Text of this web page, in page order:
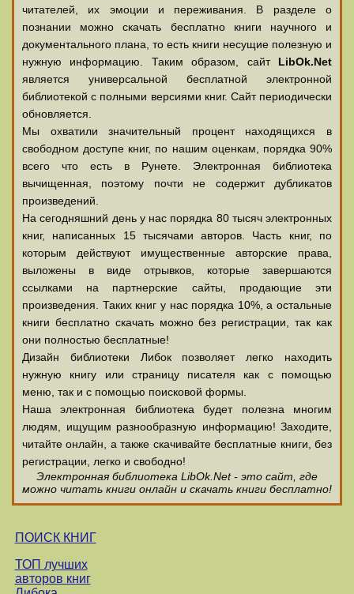
читателей, их эмоции и переживания. В разделе о
познании можно скачать бесплатно книги научного и
документального плана, то есть книги несущие полезную и
нужную информацию. Таким образом, сайт LibOk.Net
является универсальной бесплатной электронной
библиотекой с полными версиями книг. Сайт периодически
обновляется.
Мы охватили значительный процент находящихся в
свободном доступе книг, по нашим оценкам, порядка 90%
всего что есть в Рунете. Электронная библиотека
вычищенная, поэтому почти не содержит дубликатов
произведений.
На сегодняшний день у нас порядка 80 тысяч электронных
книг, написанных 15 тысячами авторов. Часть книг, по
которым действуют имущественные авторские права,
выложены в виде отрывков, которые завершаются
ссылками на партнерские сайты, продающие эти
произведения. Таких книг у нас порядка 10%, а остальные
книги бесплатно скачать можно без регистрации, так как
они полностью бесплатные!
Дизайн библиотеки Либок позволяет легко находить
нужную книгу или страницу писателя как с помощью
меню, так и с помощью поисковой формы.
Наша электронная библиотека будет полезна многим
людям, ищущим разнообразную информацию! Заходите,
читайте онлайн, а также скачивайте бесплатные книги, без
регистрации, легко и свободно!
Электронная библиотека LibOk.Net - это сайт, где
можно читать книги онлайн и скачать книги бесплатно!
ПОИСК КНИГ
ТОП лучших
авторов книг